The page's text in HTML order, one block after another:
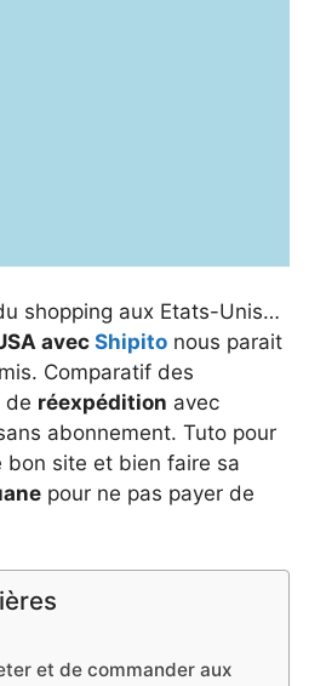
shopping aux Etats-Unis…
avec Shipito nous parait
Comparatif des
de réexpédition avec
abonnement. Tuto pour
bon site et bien faire sa
pour ne pas payer de
et de commander aux